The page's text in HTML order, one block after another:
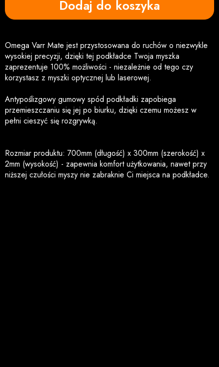
Dodaj do koszyka
Omega Varr Mate jest przystosowana do ruchów o niezwykle
wysokiej precyzji, dzięki tej podkładce Twoja myszka
zaprezentuje 100% możliwości - niezależnie od tego czy
korzystasz z myszki optycznej lub laserowej.
Antypoślizgowy gumowy spód podkładki zapobiega
przemieszczaniu się jej po biurku, dzięki czemu możesz w
pełni cieszyć się rozgrywką.
Rozmiar produktu: 700mm (długość) x 300mm (szerokość) x
2mm (wysokość) - zapewnia komfort użytkowania, nawet przy
niższej czułości myszy nie zabraknie Ci miejsca na podkładce.